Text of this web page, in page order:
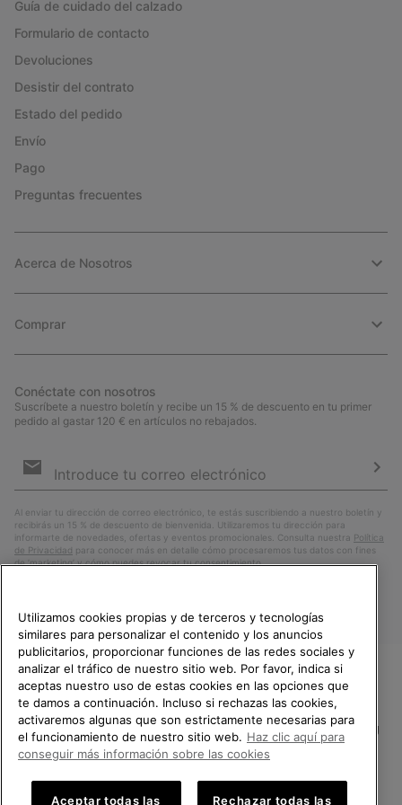
Guía de cuidado del calzado
Formulario de contacto
Devoluciones
Desistir del contrato
Estado del pedido
Envío
Pago
Preguntas frecuentes
Acerca de Nosotros
Comprar
Conéctate con nosotros
Suscríbete a nuestro boletín y recibe un 15 % de descuento en tu primer
pedido al gastar 120 € en artículos no rebajados.
de
Al enviar tu dirección de correo electrónico, te estás suscribiendo a nuestro boletín y
recibirás un 15 % de descuento de bienvenida. Utilizaremos tu dirección para
informarte de novedades, ofertas y eventos promocionales. Consulta nuestra Política
de Privacidad para conocer más en detalle cómo procesaremos tus datos con fines
de ’marketing’ y cómo puedes revocar tu consentimiento.
España
Política de Privacidad Condiciones De Uso Terminos de Venta
TE DAMOS LA BIENVENIDA A
SOREL.
POR FAVOR, SELECCIONA TU
PAÍS.
Compras en línea disponibles
Utilizamos cookies propias y de terceros y tecnologías
similares para personalizar el contenido y los anuncios
publicitarios, proporcionar funciones de las redes sociales y
analizar el tráfico de nuestro sitio web. Por favor, indica si
aceptas nuestro uso de estas cookies en las opciones que
te damos a continuación. Incluso si rechazas las cookies,
activaremos algunas que son estrictamente necesarias para
el funcionamiento de nuestro sitio web. Haz clic aquí para
conseguir más información sobre las cookies
Aceptar todas las Rechazar todas las